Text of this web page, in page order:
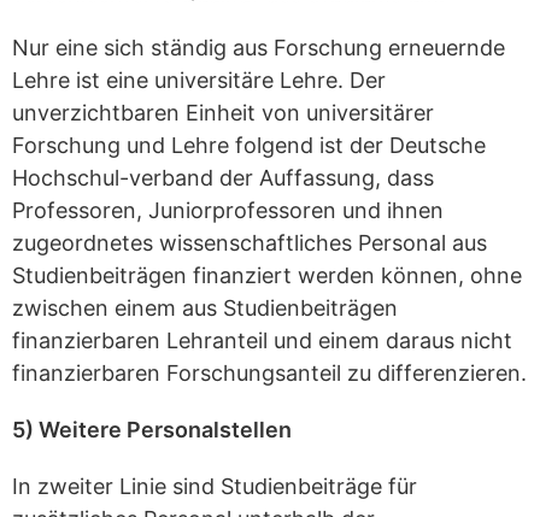
Nur eine sich ständig aus Forschung erneuernde
Lehre ist eine universitäre Lehre. Der
unverzichtbaren Einheit von universitärer
Forschung und Lehre folgend ist der Deutsche
Hochschul-verband der Auffassung, dass
Professoren, Juniorprofessoren und ihnen
zugeordnetes wissenschaftliches Personal aus
Studienbeiträgen finanziert werden können, ohne
zwischen einem aus Studienbeiträgen
finanzierbaren Lehranteil und einem daraus nicht
finanzierbaren Forschungsanteil zu differenzieren.
5) Weitere Personalstellen
In zweiter Linie sind Studienbeiträge für